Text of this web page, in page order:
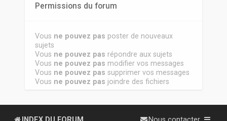
Permissions du forum
Vous ne pouvez pas poster de nouveaux
sujets
Vous ne pouvez pas répondre aux sujets
Vous ne pouvez pas modifier vos messages
Vous ne pouvez pas supprimer vos messages
Vous ne pouvez pas joindre des fichiers